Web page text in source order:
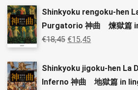
Shinkyoku rengoku-hen
Purgatorio 神曲 煉獄篇
€18,45 €15,45
Shinkyoku jigoku-hen La
Inferno 神曲 地獄篇 in